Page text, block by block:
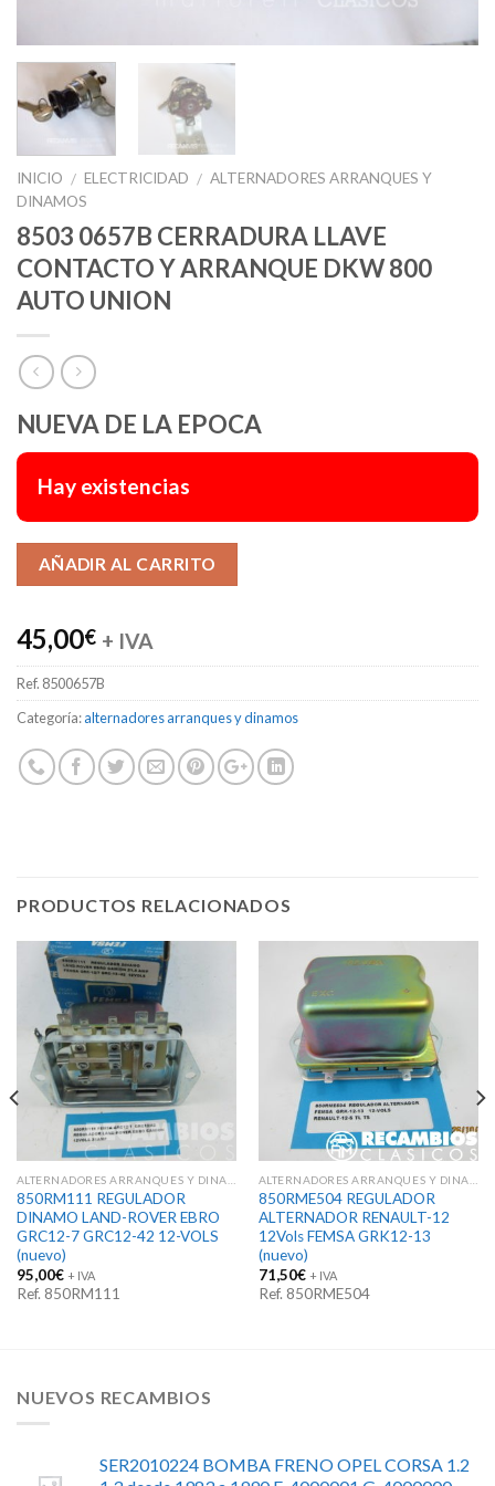
INICIO / ELECTRICIDAD / ALTERNADORES ARRANQUES Y
DINAMOS
8503 0657B CERRADURA LLAVE
CONTACTO Y ARRANQUE DKW 800
AUTO UNION
NUEVA DE LA EPOCA
Hay existencias
AÑADIR AL CARRITO
45,00€ + IVA
Ref. 8500657B
Categoría:alternadores arranques y dinamos
PRODUCTOS RELACIONADOS
850RM111 REGULADOR
DINAMO LAND-ROVER EBRO
GRC12-7 GRC12-42 12-VOLS
(nuevo)
95,00€ + IVA
Ref. 850RM111
850RME504 REGULADOR
ALTERNADOR RENAULT-12
12Vols FEMSA GRK12-13
(nuevo)
71,50€ + IVA
Ref. 850RME504
NUEVOS RECAMBIOS
SER2010224 BOMBA FRENO OPEL CORSA 1.2